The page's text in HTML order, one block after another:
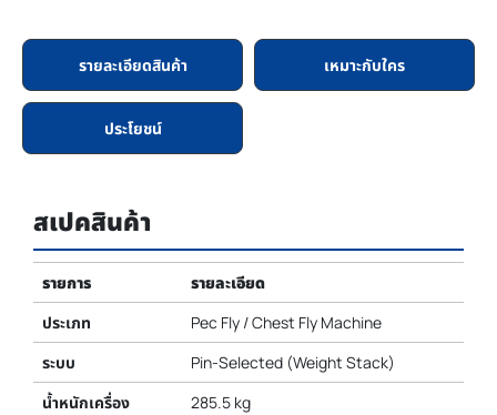
รายละเอียดสินค้า เหมาะกับใคร
ประโยชน์
สเปคสินค้า
รายการ
รายละเอียด
ประเภท
Pec Fly / Chest Fly Machine
ระบบ
Pin-Selected (Weight Stack)
น้ำหนักเครื่อง
285.5 kg